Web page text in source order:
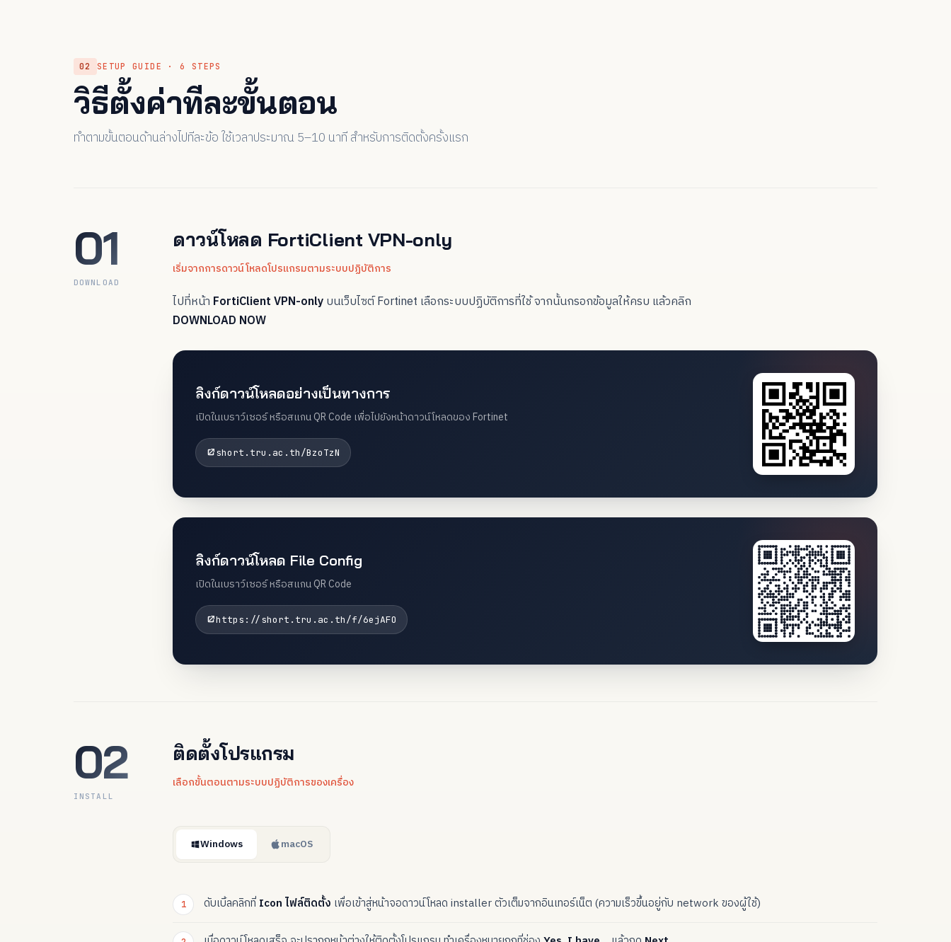
SETUP GUIDE · 6 STEPS
วิธีตั้งค่าทีละขั้นตอน
ทำตามขั้นตอนด้านล่างไปทีละข้อ ใช้เวลาประมาณ 5–10 นาที สำหรับการติดตั้งครั้งแรก
01
DOWNLOAD
ดาวน์โหลด FortiClient VPN-only
เริ่มจากการดาวน์โหลดโปรแกรมตามระบบปฏิบัติการ
ไปที่หน้า FortiClient VPN-onlyบนเว็บไซต์ Fortinet เลือกระบบปฏิบัติการที่ใช้ จากนั้นกรอกข้อมูลให้ครบ แล้วคลิก
DOWNLOAD NOW
ลิงก์ดาวน์โหลดอย่างเป็นทางการ
เปิดในเบราว์เซอร์ หรือสแกน QR Code เพื่อไปยังหน้าดาวน์โหลดของ Fortinet
short.tru.ac.th/BzoTzN
ลิงก์ดาวน์โหลด File Config
เปิดในเบราว์เซอร์ หรือสแกน QR Code
https://short.tru.ac.th/f/6ejAFO
02
INSTALL
ติดตั้งโปรแกรม
เลือกขั้นตอนตามระบบปฏิบัติการของเครื่อง
Windows macOS
ดับเบิ้ลคลิกที่ Icon ไฟล์ติดตั้ง เพื่อเข้าสู่หน้าจอดาวน์โหลด installer ตัวเต็มจากอินเทอร์เน็ต (ความเร็วขึ้นอยู่กับ network ของผู้ใช้)